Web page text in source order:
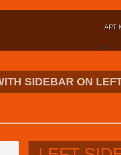
АРТ
nt
SIDEBAR ON